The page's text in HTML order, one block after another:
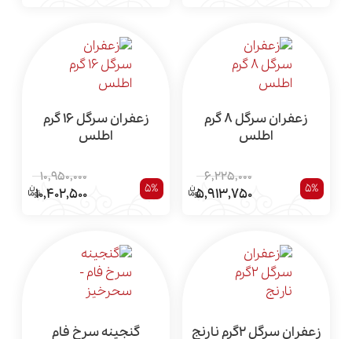
زعفران سرگل 8 گرم
اطلس
5%
6,225,000
5,913,750
زعفران سرگل 16 گرم
اطلس
5%
10,950,000
10,402,500
زعفران سرگل 2گرم نارنج گنجینه سرخ فام